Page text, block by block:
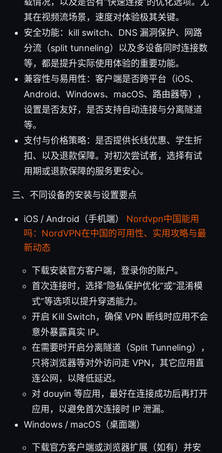
其在视频流场景，速度对体验极其关键。
安全功能：kill switch、DNS 漏洞保护、网路
分流（split tunneling）以及多设备同时连接数
等，都是提升实际使用体验的重要功能。
兼容性与易用性：客户端是否跨平台（iOS、
Android、Windows、macOS、路由器等），
设置是否友好，是否支持自动连接与分离隧道
等。
支付与价格策略：是否提供长线优惠、学生折
扣、以及退款保障。对初次尝试者，选择有试
用期或退款保障的服务更安心。
三、不同设备的安装与设置要点
iOS / Android（手机端） Nordvpn中国能用
吗：NordVPN在中国的可用性、实用攻略与最
新动态
下载安装官方客户端，登录你的账户。
首次连接时，选择“隐私保护优化”或“混淆模
式”等选项以提升穿透能力。
开启 Kill Switch，确保 VPN 断线时应用不会
意外暴露真实 IP。
在需要时开启分离隧道（Split Tunneling），
只将浏览器等对外访问走 VPN，其它应用直
连公网，以降低延迟。
对 douyin 等应用，最好在连接成功后再打开
应用，以避免首次连接时 IP 泄漏。
Windows / macOS（桌面端）
下载官方客户端或浏览器扩展（如有）并安